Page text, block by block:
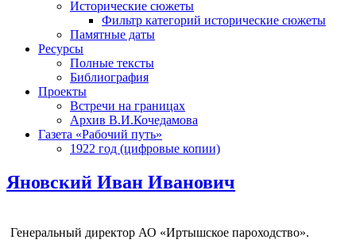
Исторические сюжеты
Фильтр категорий исторические сюжеты
Памятные даты
Ресурсы
Полные тексты
Библиография
Проекты
Встречи на границах
Архив В.И.Кочедамова
Газета «Рабочий путь»
1922 год (цифровые копии)
Яновский Иван Иванович
Генеральный директор АО «Иртышское пароходство».